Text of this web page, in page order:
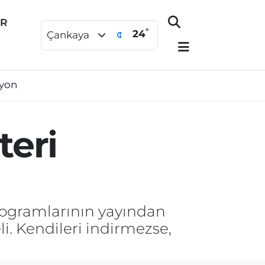
Çankaya 24°
yayından
Kendileri indirmezse,